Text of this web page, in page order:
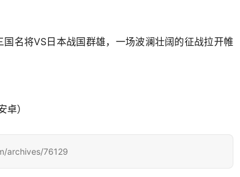
名将VS日本战国群雄，一场波澜壮阔的征战拉开帷
卓）
archives/76129